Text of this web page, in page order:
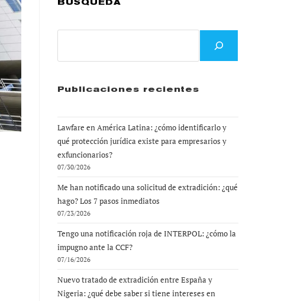
BÚSQUEDA
Publicaciones recientes
Lawfare en América Latina: ¿cómo identificarlo y
qué protección jurídica existe para empresarios y
exfuncionarios?
07/30/2026
Me han notificado una solicitud de extradición: ¿qué
hago? Los 7 pasos inmediatos
07/23/2026
Tengo una notificación roja de INTERPOL: ¿cómo la
impugno ante la CCF?
07/16/2026
Nuevo tratado de extradición entre España y
Nigeria: ¿qué debe saber si tiene intereses en